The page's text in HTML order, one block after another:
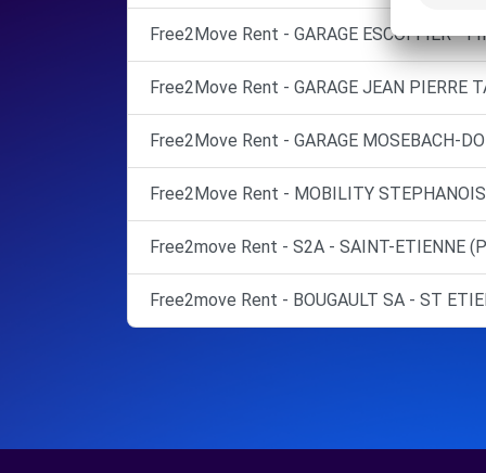
Free2Move Rent - GARAGE ESCOFFIER -
Free2Move Rent - GARAGE JEAN PIERRE
Free2Move Rent - GARAGE MOSEBACH-
Free2Move Rent - MOBILITY
Free2move Rent - S2A - SAINT-ETIENNE
Free2move Rent - BOUGAULT SA - ST